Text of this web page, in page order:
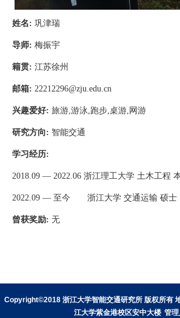
姓名: 巩津瑞
导师: 梅振宇
籍贯: 江苏徐州
邮箱: 22212296@zju.edu.cn
兴趣爱好: 旅游,游泳,跑步,桌游,网游
研究方向: 智能交通
学习经历:
2018.09 — 2022.06 浙江理工大学 土木工程
2022.09 — 至今 浙江大学 交通运输 硕士
曾获奖励: 无
Copyright©2018 浙江大学智能交通研究所 版权所有
江大学紫金港校区安中大楼 管理